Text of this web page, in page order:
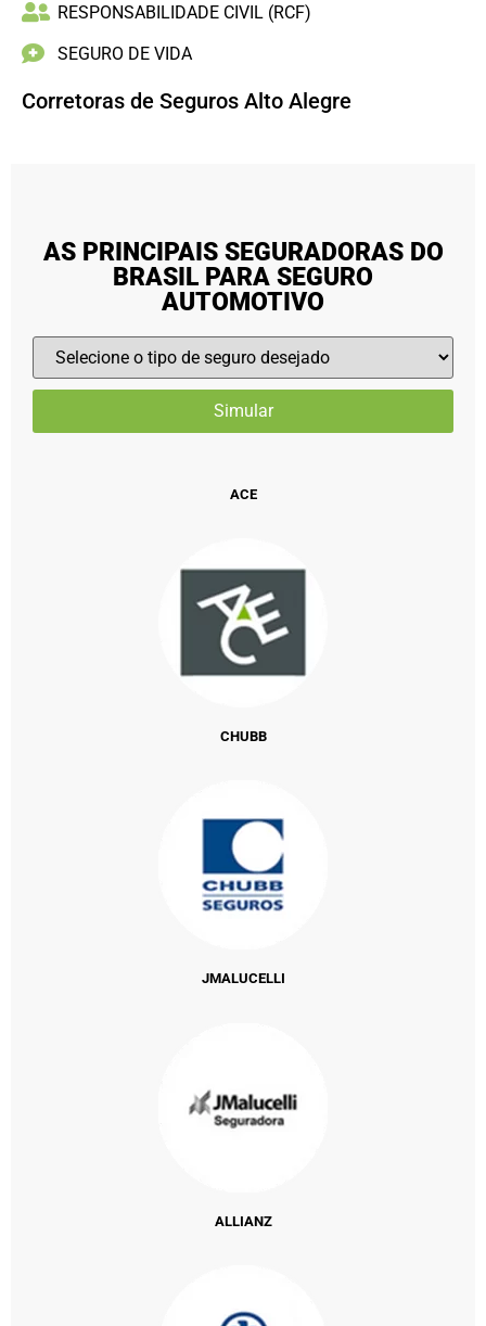
RESPONSABILIDADE CIVIL (RCF)
SEGURO DE VIDA
Corretoras de Seguros Alto Alegre
AS PRINCIPAIS SEGURADORAS DO
BRASIL PARA SEGURO
AUTOMOTIVO
ACE
CHUBB
JMALUCELLI
ALLIANZ